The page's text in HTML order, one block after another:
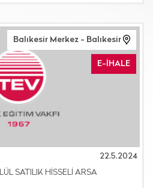
Balıkesir Merkez - Balıkesir
E-İHALE
22.5.2024
SATILIK HİSSELİ ARSA